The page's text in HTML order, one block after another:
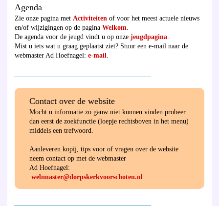
Agenda
Zie onze pagina met Activiteiten of voor het meest actuele nieuws
en/of wijzigingen op de pagina Welkom
De agenda voor de jeugd vindt u op onze jeugdpagina
Mist u iets wat u graag geplaatst ziet? Stuur een e-mail naar de
webmaster Ad Hoefnagel: e-mail
Contact over de website
Mocht u informatie zo gauw niet kunnen vinden probeer
dan eerst de zoekfunctie (loepje rechtsboven in het menu)
middels een trefwoord.
Aanleveren kopij, tips voor of vragen over de website
neem contact op met de webmaster
Ad Hoefnagel:
webmaster@dorpskerkvoorschoten.nl